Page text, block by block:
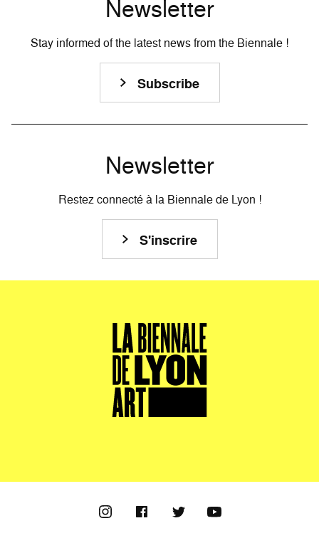
Newsletter
Stay informed of the latest news from the Biennale !
Subscribe
Newsletter
Restez connecté à la Biennale de Lyon !
S'inscrire